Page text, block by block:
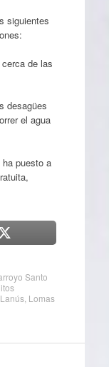
siguientes
de las
desagües
el agua
puesto a
Santo
Lanús, Lomas